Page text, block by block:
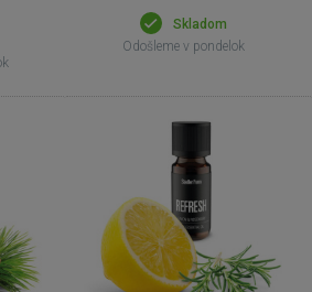
Skladom
Odošleme v pondelok